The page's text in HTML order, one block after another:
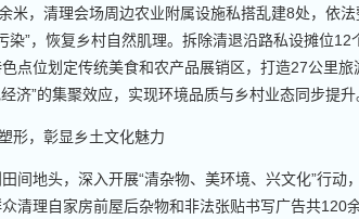
米，清理会场周边农业附属设施私搭乱建8处，依
染”，恢复乡村自然肌理。拆除清退沿路私设摊位
点位划定传统美食和农产品展销区，打造27公里
济”的集聚效应，实现环境品质与乡村业态同步提升
，彰显乡土文化魅力
地头，深入开展“清杂物、美环境、兴文化”行动
清理自家房前屋后杂物和非法张贴书写广告共120